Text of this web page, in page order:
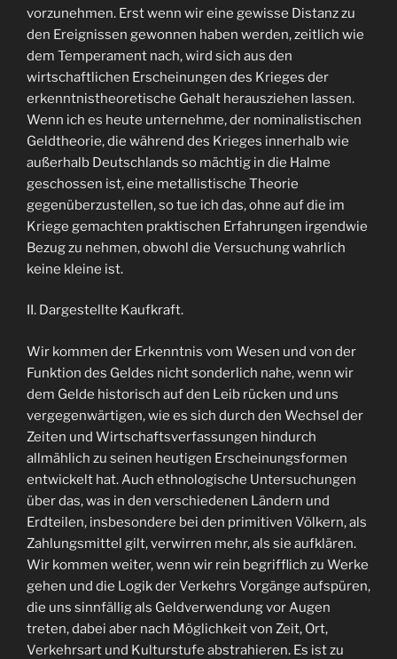
vorzunehmen. Erst wenn wir eine gewisse Distanz zu
den Ereignissen gewonnen haben werden, zeitlich wie
dem Temperament nach, wird sich aus den
wirtschaftlichen Erscheinungen des Krieges der
erkenntnistheoretische Gehalt herausziehen lassen.
Wenn ich es heute unternehme, der nominalistischen
Geldtheorie, die während des Krieges innerhalb wie
außerhalb Deutschlands so mächtig in die Halme
geschossen ist, eine metallistische Theorie
gegenüberzustellen, so tue ich das, ohne auf die im
Kriege gemachten praktischen Erfahrungen irgendwie
Bezug zu nehmen, obwohl die Versuchung wahrlich
keine kleine ist.
II. Dargestellte Kaufkraft.
Wir kommen der Erkenntnis vom Wesen und von der
Funktion des Geldes nicht sonderlich nahe, wenn wir
dem Gelde historisch auf den Leib rücken und uns
vergegenwärtigen, wie es sich durch den Wechsel der
Zeiten und Wirtschaftsverfassungen hindurch
allmählich zu seinen heutigen Erscheinungsformen
entwickelt hat. Auch ethnologische Untersuchungen
über das, was in den verschiedenen Ländern und
Erdteilen, insbesondere bei den primitiven Völkern, als
Zahlungsmittel gilt, verwirren mehr, als sie aufklären.
Wir kommen weiter, wenn wir rein begrifflich zu Werke
gehen und die Logik der Verkehrs Vorgänge aufspüren,
die uns sinnfällig als Geldverwendung vor Augen
treten, dabei aber nach Möglichkeit von Zeit, Ort,
Verkehrsart und Kulturstufe abstrahieren. Es ist zu